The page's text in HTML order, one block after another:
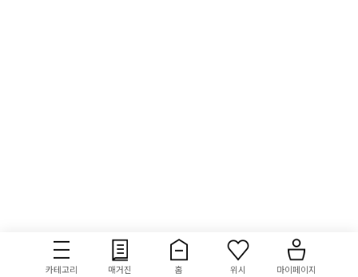
카테고리 매거진 홈 위시 마이페이지